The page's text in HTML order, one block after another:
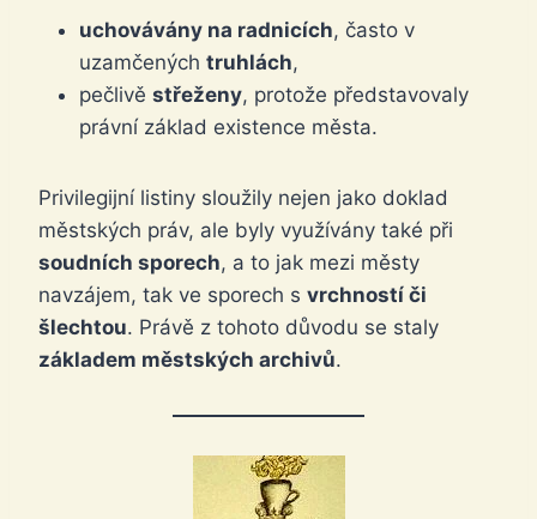
uchovávány na radnicích, často v
uzamčených truhlách,
pečlivě střeženy, protože představovaly
právní základ existence města.
Privilegijní listiny sloužily nejen jako doklad
městských práv, ale byly využívány také při
soudních sporech, a to jak mezi městy
navzájem, tak ve sporech s vrchností či
šlechtou. Právě z tohoto důvodu se staly
základem městských archivů.